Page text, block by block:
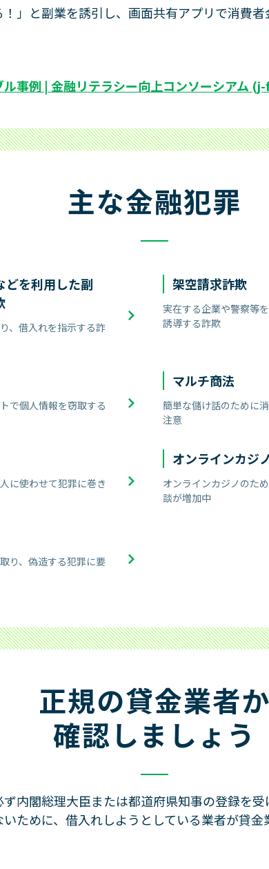
！」と副業を誘引し、画面共有アプリで消費
事例 | 金融リテラシー向上コンソーシアム
主な金融犯罪
どを利用した副
、借入れを指示する詐
架空請求詐欺
実在する企業や警察等
誘導する詐欺
で個人情報を窃取する
マルチ商法
簡単な儲け話のために
注意
に使わせて犯罪に巻き
オンラインカジ
オンラインカジノのた
談が増加中
り、偽造する犯罪に要
正規の貸金業者か
確認しましょう
内閣総理大臣または都道府県知事の登録を受
ために、借入れしようとしている業者が貸